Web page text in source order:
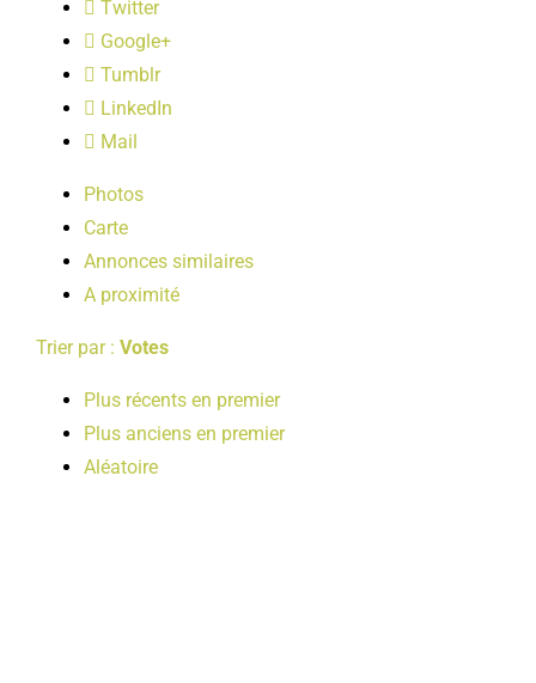
Twitter
Google+
Tumblr
LinkedIn
Mail
Photos
Carte
Annonces similaires
A proximité
Trier par : Votes
Plus récents en premier
Plus anciens en premier
Aléatoire